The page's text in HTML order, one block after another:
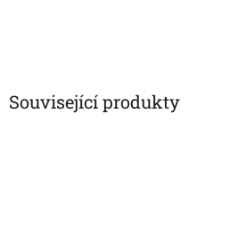
Související produkty